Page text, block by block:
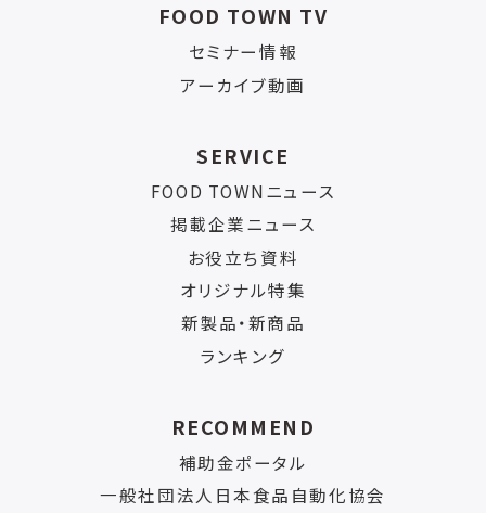
FOOD TOWN TV
セミナー情報
アーカイブ動画
SERVICE
FOOD TOWNニュース
掲載企業ニュース
お役立ち資料
オリジナル特集
新製品・新商品
ランキング
RECOMMEND
補助金ポータル
一般社団法人日本食品自動化協会